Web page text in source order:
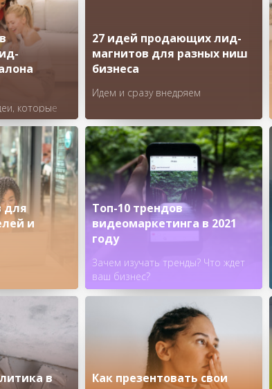
которые
бизнеса
27 идей продающих лид-
магнитов для разных ниш
бизнеса
Идем и сразу внедряем
для
и
Топ-10 трендов
видеомаркетинга в 2021
году
Зачем изучать тренды? Что ждет
ваш бизнес?
в
Как презентовать свои